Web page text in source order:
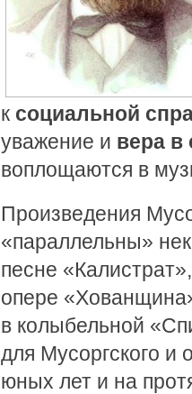
к социальной
уважение и вера в
воплощаются в
Произведения
«параллельны»
песне
опере
в колыбельной
для Мусоргского и
юных лет и на